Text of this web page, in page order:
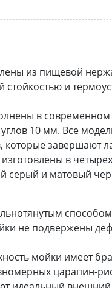
из пищевой
и
в
10 мм. Все
которые завершают
изготовлены в
серый и матовый
способом
не подвержены
мойки имеет
царапин-